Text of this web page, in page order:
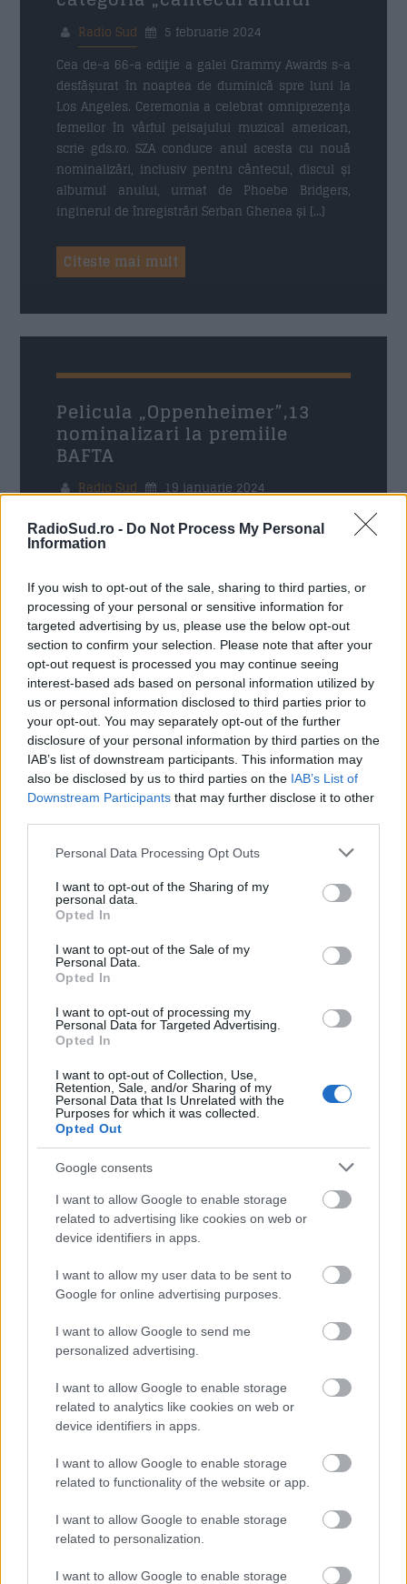
RadioSud.ro - Do Not Process My Personal
Information
If you wish to opt-out of the sale, sharing to third parties, or
processing of your personal or sensitive information for
targeted advertising by us, please use the below opt-out
section to confirm your selection. Please note that after your
opt-out request is processed you may continue seeing
interest-based ads based on personal information utilized by
us or personal information disclosed to third parties prior to
your opt-out. You may separately opt-out of the further
disclosure of your personal information by third parties on the
IAB’s list of downstream participants. This information may
also be disclosed by us to third parties on the IAB’s List of
Downstream Participants that may further disclose it to other
Please note that this website/app uses one or more Google
not limited to your visit or usage behaviour. You may click to
grant or deny consent to Google and its third-party tags to
use your data for below specified purposes in below Google
consent section.
Personal Data Processing Opt Outs
I want to opt-out of the Sharing of my
personal data.
Opted In
I want to opt-out of the Sale of my
Personal Data.
Opted In
I want to opt-out of processing my
Personal Data for Targeted Advertising.
Opted In
I want to opt-out of Collection, Use,
Retention, Sale, and/or Sharing of my
Personal Data that Is Unrelated with the
Purposes for which it was collected.
Opted Out
Google consents
I want to allow Google to enable storage
related to advertising like cookies on web or
device identifiers in apps.
I want to allow my user data to be sent to
Google for online advertising purposes.
I want to allow Google to send me
personalized advertising.
I want to allow Google to enable storage
related to analytics like cookies on web or
device identifiers in apps.
I want to allow Google to enable storage
related to functionality of the website or app.
I want to allow Google to enable storage
related to personalization.
I want to allow Google to enable storage
Email*
Subiect*
Trimite
Radio Sud
5 februarie 2024
Cea de-a 66-a ediţie a galei Grammy Awards s-a
desfășurat în noaptea de duminică spre luni la
Los Angeles. Ceremonia a celebrat omniprezenţa
femeilor în vârful peisajului muzical american,
scrie gds.ro. SZA conduce anul acesta cu nouă
nominalizări, inclusiv pentru cântecul, discul și
albumul anului, urmat de Phoebe Bridgers,
inginerul de înregistrări Serban Ghenea și […]
Citeste mai mult
Pelicula „Oppenheimer”,13
nominalizari la premiile
BAFTA
Radio Sud
19 ianuarie 2024
Drama istorică „Oppenheimer”, regizată de
Christopher Nolan, conduce plutonul filmelor
premiile BAFTA, unde acest lungmetraj despre
inventatorul bombei atomice va concura la 13
categorii, informează Agerpres. Această peliculă
a fost nominalizată inclusiv la categoriile
principale de la gala premiilor BAFTA, precum „cel
mai bun film”, „cel mai bun […]
Citeste mai mult
8 IANUARIE 2024
Globurile de Aur 2024:
„Oppenheimer” a câștigat la
cinci categorii. Lista completă
a premiilor
Radio Sud
Drama istorică „Oppenheimer” a dominat
premiile Globul de Aur 2024, iar comedia gotică
„Oppenheimer”, un film despre dezvoltarea
bombei atomice, a obținut cinci distincții,
inclusiv râvnitul premiu pentru cel mai bun film-
dramă și premii de interpretare pentru starurile
Cillian Murphy și Robert Downey Jr, transmite
Citeste mai mult
Acum asculti
Indeep - Last Night A D.J. Saved My Live